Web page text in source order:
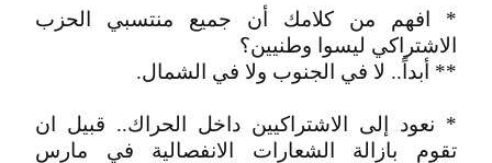
* افهم من كلامك أن جميع منتسبي الحزب
الاشتراكي ليسوا وطنيين؟
** أبداً.. لا في الجنوب ولا في الشمال.
* نعود إلى الاشتراكيين داخل الحراك.. قبيل ان
تقوم بازالة الشعارات الانفصالية في مارس